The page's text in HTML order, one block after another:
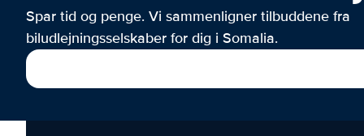
Spar tid og penge. Vi sammenligner tilbuddene fra
biludlejningsselskaber for dig i Somalia.